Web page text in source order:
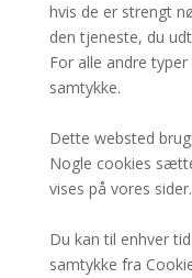
hvis de er strengt
den tjeneste, du
For alle andre
samtykke.
Dette websted
Nogle cookies
vises på vores sider.
Du kan til enhver
samtykke fra